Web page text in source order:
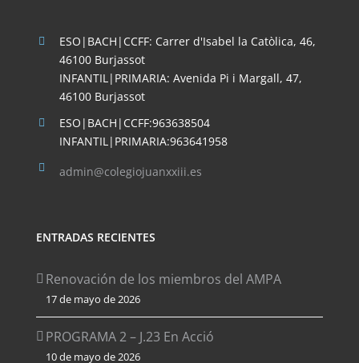
ESO|BACH|CCFF: Carrer d'Isabel la Catòlica, 46,
46100 Burjassot
INFANTIL|PRIMARIA: Avenida Pi i Margall, 47,
46100 Burjassot
ESO|BACH|CCFF:963638504
INFANTIL|PRIMARIA:963641958
admin@colegiojuanxxiii.es
ENTRADAS RECIENTES
Renovación de los miembros del AMPA
17 de mayo de 2026
PROGRAMA 2 – J.23 En Acció
10 de mayo de 2026